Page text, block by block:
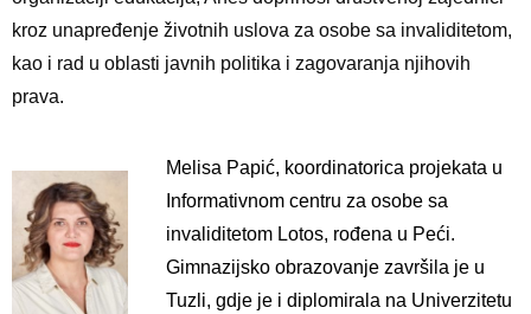
kroz unapređenje životnih uslova za osobe sa invaliditetom,
kao i rad u oblasti javnih politika i zagovaranja njihovih
prava.
Melisa Papić, koordinatorica projekata u
Informativnom centru za osobe sa
invaliditetom Lotos, rođena u Peći.
Gimnazijsko obrazovanje završila je u
Tuzli, gdje je i diplomirala na Univerzitetu